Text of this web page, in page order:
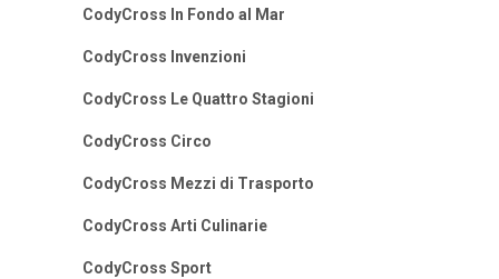
CodyCross In Fondo al Mar
CodyCross Invenzioni
CodyCross Le Quattro Stagioni
CodyCross Circo
CodyCross Mezzi di Trasporto
CodyCross Arti Culinarie
CodyCross Sport